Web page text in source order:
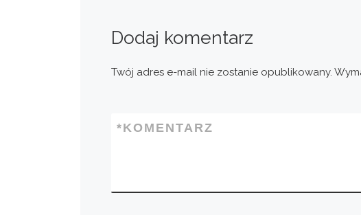
Dodaj komentarz
Twój adres e-mail nie zostanie opublikowany.
KOMENTARZ
*